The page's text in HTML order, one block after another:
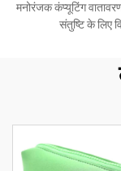
मनोरंजक कंप्यूटिंग
संतुष्टि के लिए